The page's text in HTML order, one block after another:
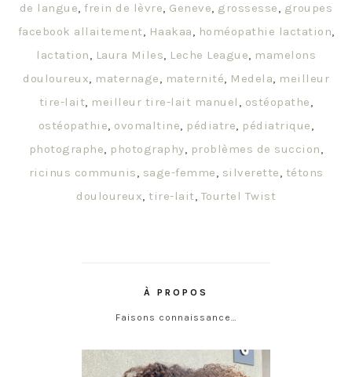
de langue,frein de lèvre, Geneve, grossesse, groupes
facebook allaitement, Haakaa, homéopathie lactation,
lactation, Laura Miles, Leche League, mamelons
douloureux, maternage, maternité, Medela, meilleur
tire-lait, meilleur tire-lait manuel , ostéopathe,
ostéopathie, ovomaltine, pédiatre, pédiatrique,
photographe, photography, problèmes de succion,
ricinus communis, sage-femme, silverette, tétons
douloureux, tire-lait, Tourtel Twist
À PROPOS
Faisons connaissance…